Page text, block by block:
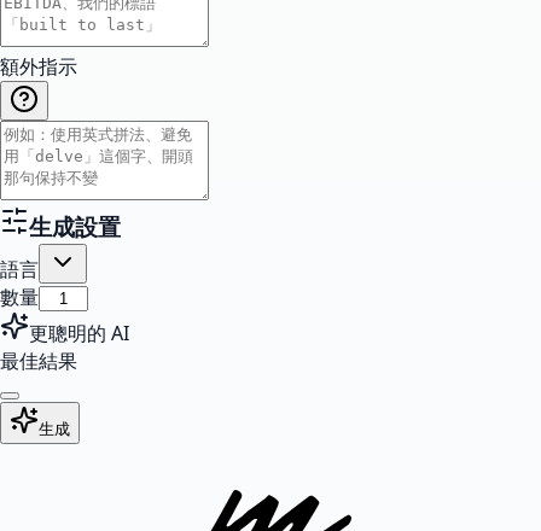
額外指示
生成設置
語言
數量
更聰明的 AI
最佳結果
生成